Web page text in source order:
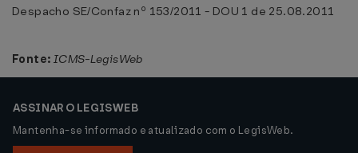
Despacho SE/Confaz nº 153/2011 - DOU 1 de 25.08.2011
Fonte: ICMS-LegisWeb
ASSINAR O LEGISWEB
Mantenha-se informado e atualizado com o LegisWeb.